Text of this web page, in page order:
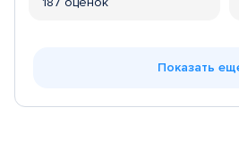
Показать